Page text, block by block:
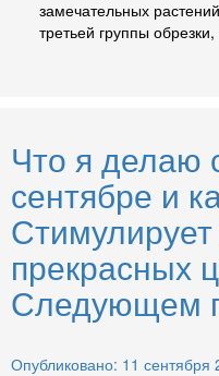
замечательных
третьей группы
Что я делаю
сентябре и
прекрасных
Следующем
Опубликовано: 11 сентября